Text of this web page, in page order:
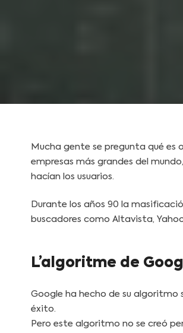
Mucha gente se pregunta qué es
empresas más grandes del
hacían los usuarios.
Durante los años 90 la
buscadores como Altavista,
L’algoritme de
Google ha hecho de su
éxito.
Pero este algoritmo no se creó